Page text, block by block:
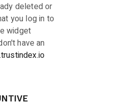
deleted or
you log in to
widget
have an